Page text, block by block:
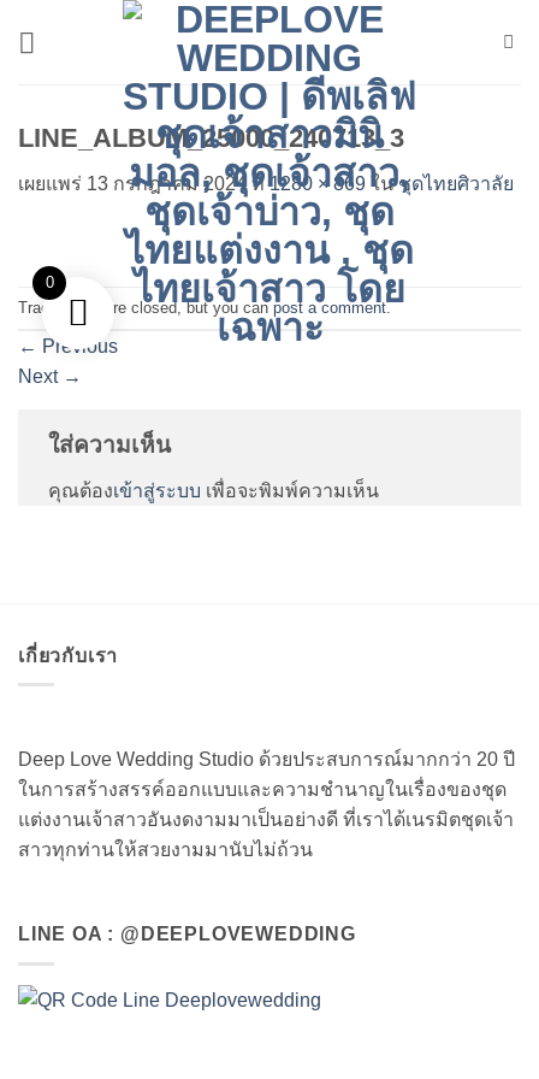
LINE_ALBUM_25000_240713_3
เผยแพร่ 13 กรกฎาคม 2024ที่1280 × 869 ในชุดไทยศิวาลัย
Trackbacks are closed, but you canpost a comment.
← Previous
Next →
ใส่ความเห็น
คุณต้องเข้าสู่ระบบ เพื่อจะพิมพ์ความเห็น
เกี่ยวกับเรา
Deep Love Wedding Studio ด้วยประสบการณ์มากกว่า 20 ปี
ในการสร้างสรรค์ออกแบบและความชำนาญในเรื่องของชุด
แต่งงานเจ้าสาวอันงดงามมาเป็นอย่างดี ที่เราได้เนรมิตชุดเจ้า
สาวทุกท่านให้สวยงามมานับไม่ถ้วน
LINE OA : @DEEPLOVEWEDDING
0